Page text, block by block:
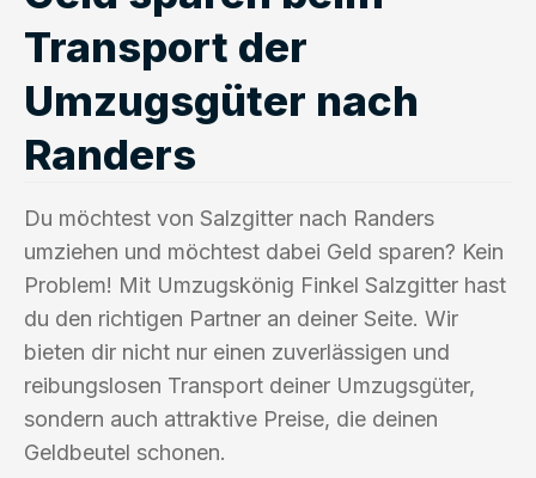
Transport der
Umzugsgüter nach
Randers
Du möchtest von Salzgitter nach Randers
umziehen und möchtest dabei Geld sparen? Kein
Problem! Mit Umzugskönig Finkel Salzgitter hast
du den richtigen Partner an deiner Seite. Wir
bieten dir nicht nur einen zuverlässigen und
reibungslosen Transport deiner Umzugsgüter,
sondern auch attraktive Preise, die deinen
Geldbeutel schonen.